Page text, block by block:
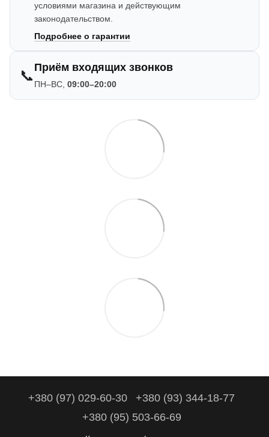
условиями магазина и действующим
законодательством.
Подробнее о гарантии
📞 Приём входящих звонков
ПН–ВС, 09:00–20:00
+380 (97) 029-60-30
+380 (93) 344-18-77
+380 (95) 503-66-69